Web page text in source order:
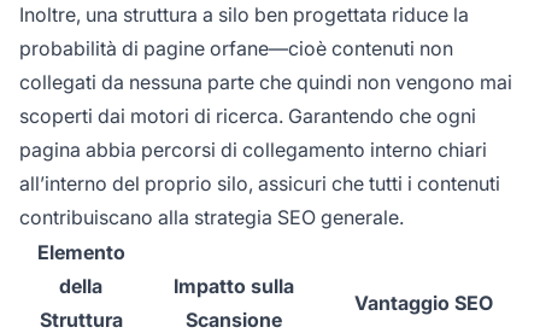
Inoltre, una struttura a silo ben progettata riduce la
probabilità di pagine orfane—cioè contenuti non
collegati da nessuna parte che quindi non vengono mai
scoperti dai motori di ricerca. Garantendo che ogni
pagina abbia percorsi di collegamento interno chiari
all’interno del proprio silo, assicuri che tutti i contenuti
contribuiscano alla strategia SEO generale.
Elemento
della
Struttura
Impatto sulla
Scansione
Vantaggio SEO